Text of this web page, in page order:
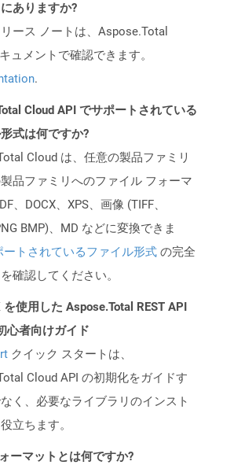
ありますか?
ース ノートは、Aspose.Total
ュメントで確認できます。
.
Cloud API でサポートされている
式は何ですか?
Cloud は、任意の製品ファミリ
品ファミリへのファイル フォーマ
、DOCX、XPS、画像 (TIFF、
BMP)、MD などに変換できま
ートされているファイル形式 の完全
確認してください。
を使用した Aspose.Total REST API
心者向けガイド
クイック スタートは、
Cloud API の初期化をガイドす
く、必要なライブラリのインスト
立ちます。
ーマットとは何ですか?